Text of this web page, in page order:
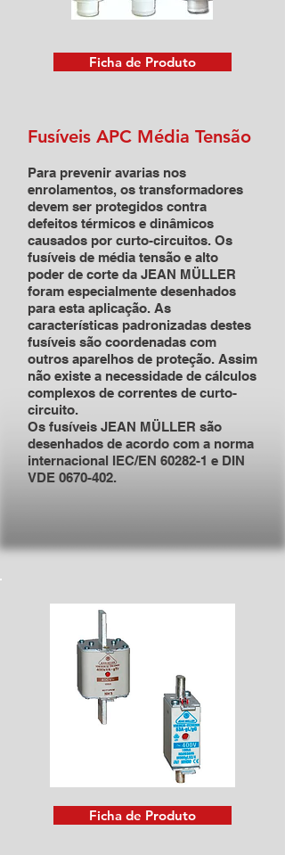
Ficha de Produto
Fusíveis APC Média Tensão
Para prevenir avarias nos
enrolamentos, os transformadores
devem ser protegidos contra
defeitos térmicos e dinâmicos
causados por curto-circuitos. Os
fusíveis de média tensão e alto
poder de corte da JEAN MÜLLER
foram especialmente desenhados
para esta aplicação. As
características padronizadas destes
fusíveis são coordenadas com
outros aparelhos de proteção. Assim
não existe a necessidade de cálculos
complexos de correntes de curto-
circuito.
Os fusíveis JEAN MÜLLER são
desenhados de acordo com a norma
internacional IEC/EN 60282-1 e DIN
VDE 0670-402.
Ficha de Produto